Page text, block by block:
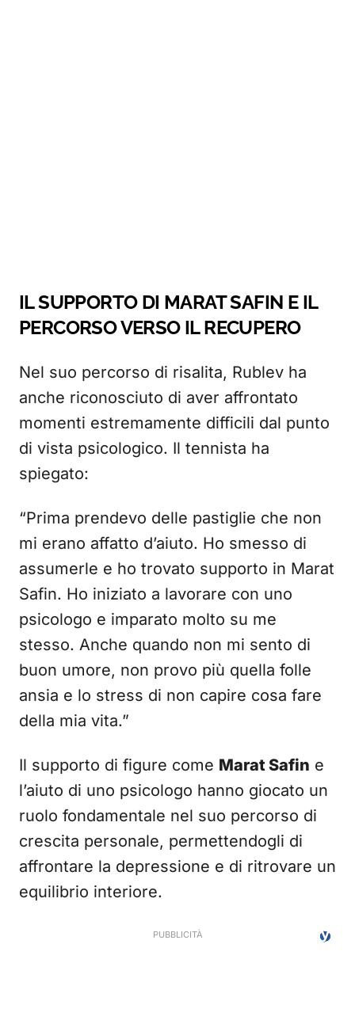
IL SUPPORTO DI MARAT SAFIN E IL
PERCORSO VERSO IL RECUPERO
Nel suo percorso di risalita, Rublev ha
anche riconosciuto di aver affrontato
momenti estremamente difficili dal punto
di vista psicologico. Il tennista ha
spiegato:
“Prima prendevo delle pastiglie che non
mi erano affatto d’aiuto. Ho smesso di
assumerle e ho trovato supporto in Marat
Safin. Ho iniziato a lavorare con uno
psicologo e imparato molto su me
stesso. Anche quando non mi sento di
buon umore, non provo più quella folle
ansia e lo stress di non capire cosa fare
della mia vita.”
Il supporto di figure come Marat Safin e
l’aiuto di uno psicologo hanno giocato un
ruolo fondamentale nel suo percorso di
crescita personale, permettendogli di
affrontare la depressione e di ritrovare un
equilibrio interiore.